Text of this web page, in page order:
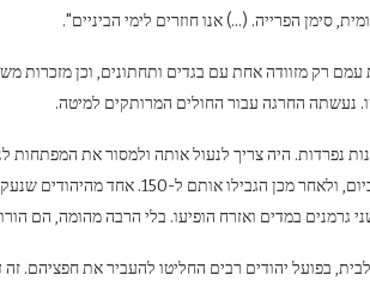
סימן הפרייה. (…) אנו חוזרים לימי הביניים".
עמם רק מזוודה אחת עם בגדים ותחתונים, וכן מזכרות
נעשתה החרגה עבור החולים המרותקים למיטה.
נפרדות. היה צריך לנעול אותה ולמסור את המפתחות
בפועל יהודים רבים החליטו להעביר את חפציהם.